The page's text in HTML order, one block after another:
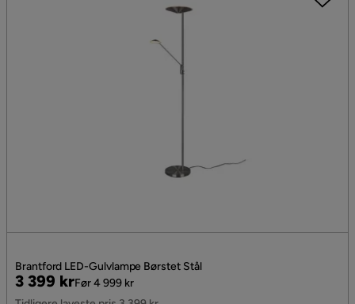
Brantford LED-Gulvlampe Børstet Stål
Pris
3 399 kr
Original
Pris
Før 4 999 kr